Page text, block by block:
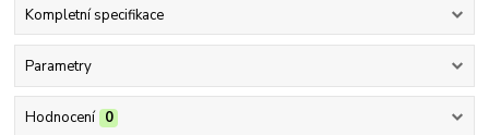
Kompletní specifikace
Parametry
Hodnocení 0